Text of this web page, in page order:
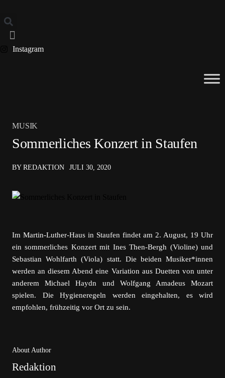
Instagram
MUSIK
Sommerliches Konzert in Staufen
BY REDAKTION JULI 30, 2020
Im Martin-Luther-Haus in Staufen findet am 2. August, 19 Uhr
ein sommerliches Konzert mit Ines Then-Bergh (Violine) und
Sebastian Wohlfarth (Viola) statt. Die beiden Musiker*innen
werden an diesem Abend eine Variation aus Duetten von unter
anderem Michael Haydn und Wolfgang Amadeus Mozart
spielen. Die Hygieneregeln werden eingehalten, es wird
empfohlen, frühzeitig vor Ort zu sein.
About Author
Redaktion